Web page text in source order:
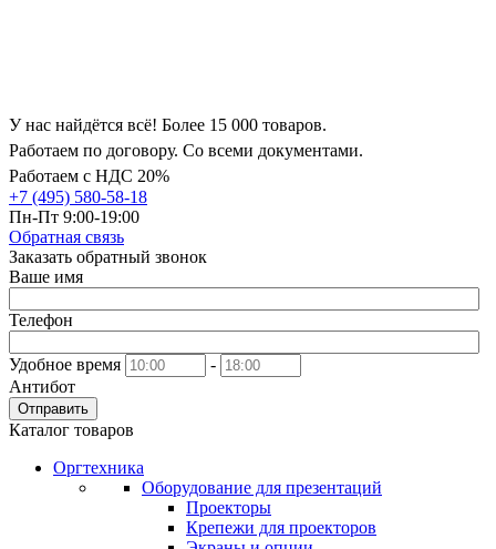
У нас найдётся всё! Более 15 000 товаров.
Работаем по договору. Со всеми документами.
Работаем с НДС 20%
+7 (495) 580-58-18
Пн-Пт 9:00-19:00
Обратная связь
Заказать обратный звонок
Ваше имя
Телефон
Удобное время
-
Антибот
Отправить
Каталог товаров
Оргтехника
Оборудование для презентаций
Проекторы
Крепежи для проекторов